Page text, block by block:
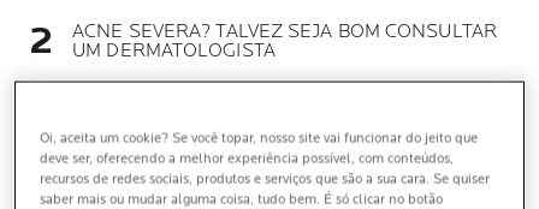
ACNE SEVERA? TALVEZ SEJA BOM CONSULTAR
UM DERMATOLOGISTA
Oi, aceita um cookie? Se você topar, nosso site vai funcionar do jeito que
deve ser, oferecendo a melhor experiência possível, com conteúdos,
recursos de redes sociais, produtos e serviços que são a sua cara. Se quiser
saber mais ou mudar alguma coisa, tudo bem. É só clicar no botão